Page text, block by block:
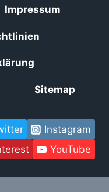
Impressum
Sitemap
Instagram
YouTube